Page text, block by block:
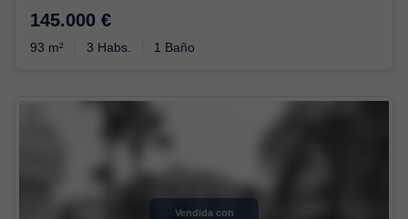
145.000 €
93 m² 3 Habs. 1 Baño
Vendida con